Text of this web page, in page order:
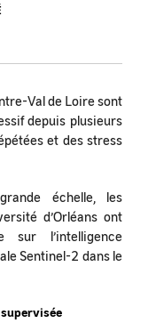
Val de Loire sont
depuis plusieurs
et des stress
échelle, les
d’Orléans ont
sur l’intelligence
Sentinel-2 dans le